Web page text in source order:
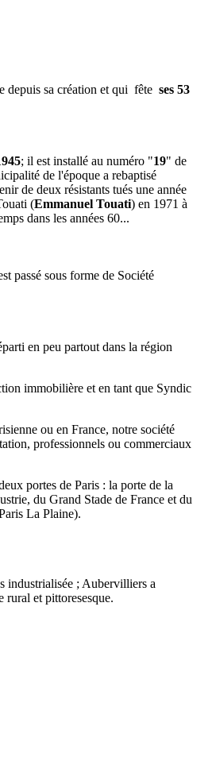
depuis sa création et qui fête ses 53
; il est installé au numéro "19" de
de l'époque a rebaptisé
de deux résistants tués une année
(Emmanuel Touati) en 1971 à
dans les années 60...
passé sous forme de Société
en peu partout dans la région
immobilière et en tant que Syndic
ou en France, notre société
professionnels ou commerciaux
portes de Paris : la porte de la
du Grand Stade de France et du
La Plaine).
industrialisée ; Aubervilliers a
rural et pittoresesque.